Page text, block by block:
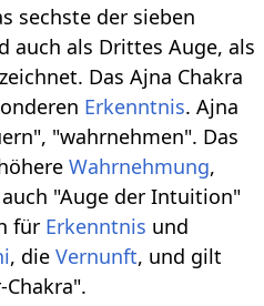
sechste der sieben
auch als Drittes Auge, als
Das Ajna Chakra
Erkenntnis. Ajna
"wahrnehmen". Das
Wahrnehmung,
"Auge der Intuition"
für Erkenntnis und
, dieVernunft, und gilt